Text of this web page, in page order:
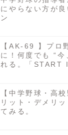
にやらない方が
ン
【AK-69 】プロ
に！何度でも “今、ここから” 始めら
れる。「START
【中学野球・高
リット・デメリ
てみる。